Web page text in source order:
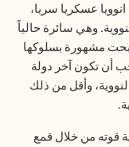
عسكريا سريا،
وهي سائرة حالياً
مشهورة بسلوكها
أن تكون آخر دولة
وأقل من ذلك
.
قوته من خلال قمع